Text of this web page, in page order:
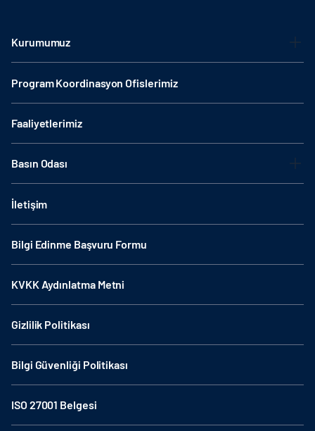
Kurumumuz
Program Koordinasyon Ofislerimiz
Faaliyetlerimiz
Basın Odası
İletişim
Bilgi Edinme Başvuru Formu
KVKK Aydınlatma Metni
Gizlilik Politikası
Bilgi Güvenliği Politikası
ISO 27001 Belgesi